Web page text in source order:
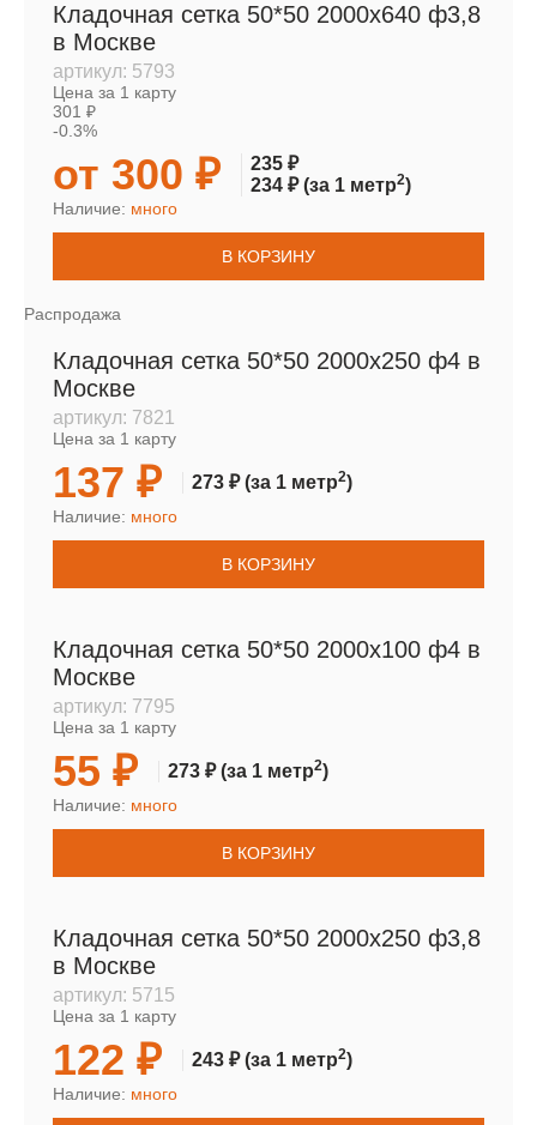
Кладочная сетка 50*50 2000х640 ф3,8
в Москве
артикул: 5793
Цена за 1 карту
301 ₽
-0.3%
от 300 ₽
235 ₽
234 ₽(за 1 метр2)
Наличие: много
В КОРЗИНУ
Распродажа
Кладочная сетка 50*50 2000х250 ф4 в
Москве
артикул: 7821
Цена за 1 карту
137 ₽ 273 ₽(за 1 метр2)
Наличие: много
В КОРЗИНУ
Кладочная сетка 50*50 2000х100 ф4 в
Москве
артикул: 7795
Цена за 1 карту
55 ₽ 273 ₽(за 1 метр2)
Наличие: много
В КОРЗИНУ
Кладочная сетка 50*50 2000х250 ф3,8
в Москве
артикул: 5715
Цена за 1 карту
122 ₽ 243 ₽(за 1 метр2)
Наличие: много